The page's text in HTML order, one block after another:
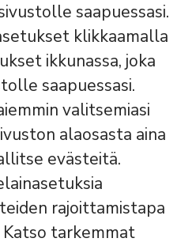
saapuessasi.
klikkaamalla
ikkunassa, joka
saapuessasi.
valitsemiasi
alaosasta aina
evästeitä.
rajoittamistapa
tarkemmat